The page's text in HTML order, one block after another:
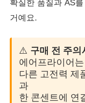
확실한 품질과 AS
거예요.
⚠️ 구매 전 주의
에어프라이어는
다른 고전력 제
과
한 콘센트에 연